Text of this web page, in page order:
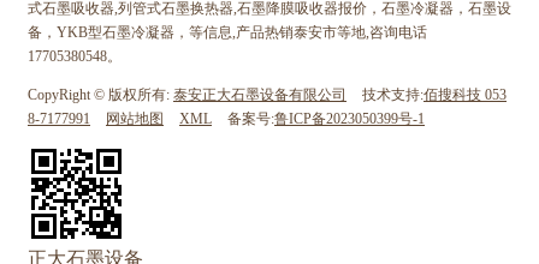
式石墨吸收器,列管式石墨换热器,石墨降膜吸收器报价，石墨冷凝器，石墨设
备，YKB型石墨冷凝器，等信息,产品热销泰安市等地,咨询电话
17705380548。
CopyRight © 版权所有: 泰安正大石墨设备有限公司 技术支持:佰搜科技 053
8-7177991
网站地图 XML 备案号:鲁ICP备2023050399号-1
正大石墨设备